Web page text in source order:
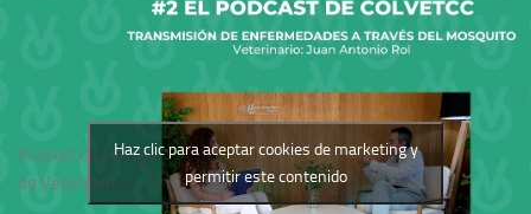
Podcast del Colegio
de Veterinarios
Haz clic para aceptar cookies de marketing y
permitir este contenido